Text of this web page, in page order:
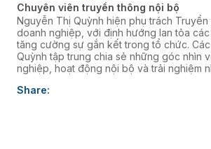
Chuyên viên truyền thông nội bộ
Nguyễn Thị Quỳnh hiện phụ trách
doanh nghiệp, với định hướng lan tỏa
tăng cường sự gắn kết trong tổ chức.
Quỳnh tập trung chia sẻ những góc nhìn
nghiệp, hoạt động nội bộ và trải nghiệm
kết nối đội ngũ với định hướng chiến lược
Share: